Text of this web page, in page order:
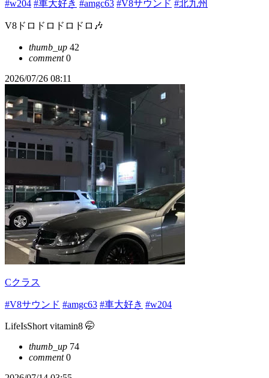
#w204 #車大好き #amgc63 #V8サウンド #北九州
V8ドロドロドロドロ🎶
thumb_up 42
comment0
2026/07/26 08:11
Cクラス
#V8サウンド #amgc63 #車大好き #w204
LifeIsShort vitamin8 🤭
thumb_up 74
comment0